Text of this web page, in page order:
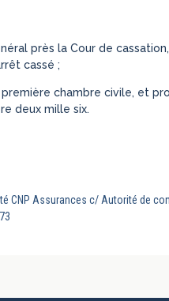
près la Cour de
cassé ;
chambre civile, et
deux mille six.
CNP Assurances c/ Autorité de